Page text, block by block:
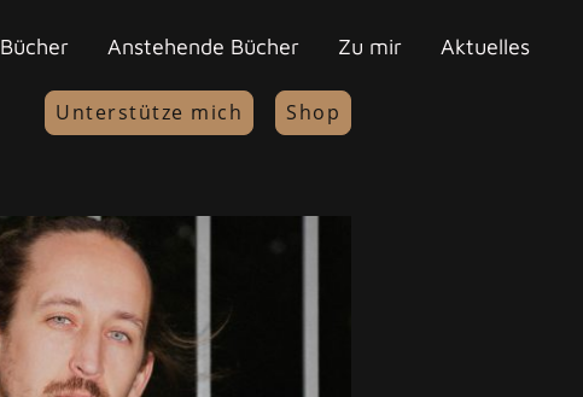
Bücher Anstehende Bücher Zu mir Aktuelles
Unterstütze mich Shop